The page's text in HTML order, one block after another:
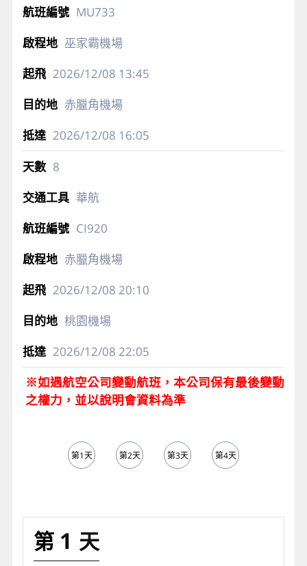
MU733
巫家霸機場
2026/12/08 13:45
赤臘角機場
2026/12/08 16:05
8
華航
CI920
赤臘角機場
2026/12/08 20:10
桃園機場
2026/12/08 22:05
※如遇航空公司變動航班，本公司保有最後變動
之權力，並以說明會資料為準
第1天 第2天 第3天 第4天
1